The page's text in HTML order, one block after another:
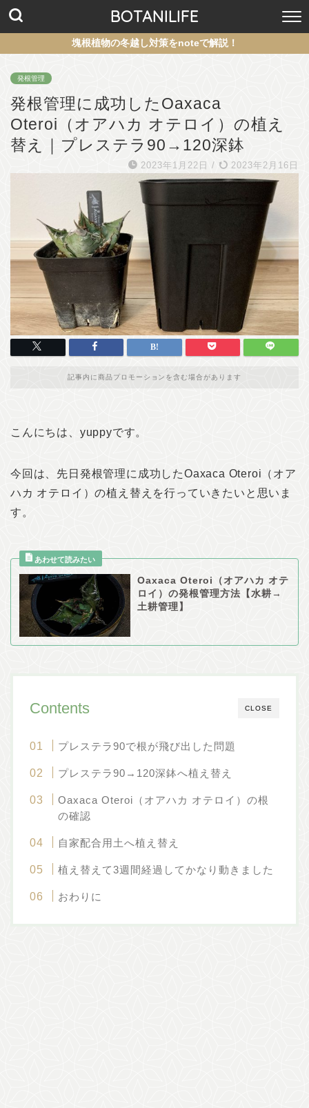
BOTANILIFE
塊根植物の冬越し対策をnoteで解説！
発根管理
発根管理に成功したOaxaca
Oteroi（オアハカ オテロイ）の植え
替え｜プレステラ90→120深鉢
2023年1月22日 / 2023年2月16日
記事内に商品プロモーションを含む場合があります
こんにちは、yuppyです。
今回は、先日発根管理に成功したOaxaca Oteroi（オア
ハカ オテロイ）の植え替えを行っていきたいと思いま
す。
Oaxaca Oteroi（オアハカ オテ
ロイ）の発根管理方法【水耕→
土耕管理】
CLOSE
Contents
プレステラ90で根が飛び出した問題
プレステラ90→120深鉢へ植え替え
Oaxaca Oteroi（オアハカ オテロイ）の根
の確認
自家配合用土へ植え替え
植え替えて3週間経過してかなり動きました
おわりに